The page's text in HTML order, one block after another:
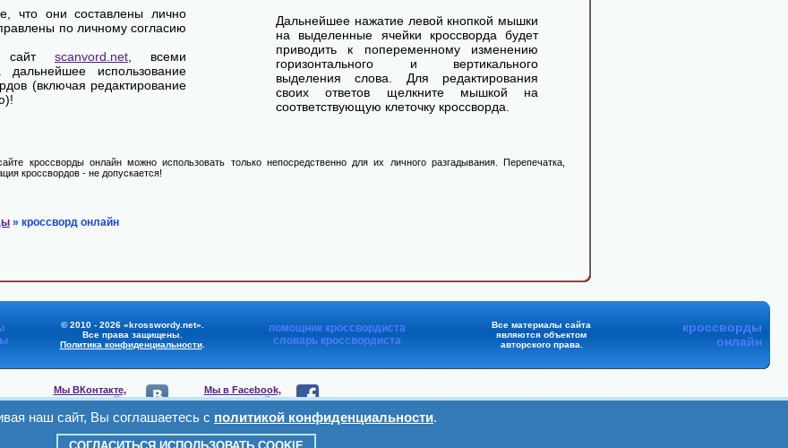
что они составлены лично
по личному согласию
сайт scanvord.net , всеми
использование
(включая редактирование
Дальнейшее нажатие левой кнопкой мышки
на выделенные ячейки кроссворда будет
приводить к попеременному изменению
горизонтального и вертикального
выделения слова. Для редактирования
своих ответов щелкните мышкой на
соответствующую клеточку кроссворда.
кроссворды онлайн можно использовать только непосредственно для их личного разгадывания. Перепечатка,
кроссвордов - не допускается!
» кроссворд онлайн
© 2010 - 2026 «krosswordy.net».
Все права защищены.
Политика конфиденциальности.
помощник кроссвордиста
словарь кроссвордиста
Все материалы сайта
являются объектом
авторского права.
кроссворды
онлайн
Мы ВКонтакте,
присоединяйтесь
Мы в Facebook,
присоединяйтесь
Мы в Viber,
присоединяйтесь
Мы в Telegram,
присоединяйтесь
наш сайт, Вы соглашаетесь с политикой конфиденциальности.